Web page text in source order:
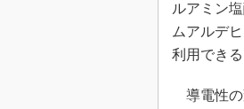
ルアミン
ムアルデ
利用できる
導電性の